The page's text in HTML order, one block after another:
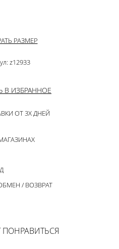
РАЗМЕР
z12933
В ИЗБРАННОЕ
ОТ 3Х ДНЕЙ
/ ВОЗВРАТ